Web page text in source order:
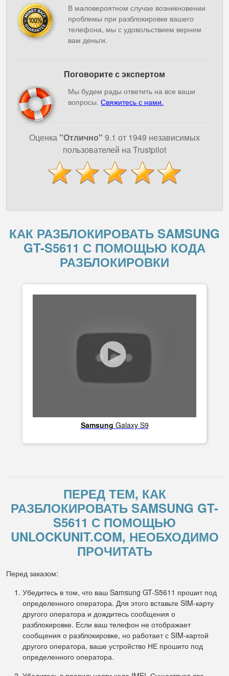
В маловероятном случае возникновении
проблемы при разблокировке вашего
телефона, мы с удовольствием вернем
вам деньги.
Поговорите с экспертом
Мы будем рады ответить на все ваши
вопросы. Свяжитесь с нами.
Оценка"Отлично" 9.1 от 1949 независимых
пользователей на Trustpilot
КАК РАЗБЛОКИРОВАТЬ SAMSUNG
GT-S5611 С ПОМОЩЬЮ КОДА
РАЗБЛОКИРОВКИ
Samsung Galaxy S9
ПЕРЕД ТЕМ, КАК
РАЗБЛОКИРОВАТЬ SAMSUNG GT-
S5611 С ПОМОЩЬЮ
UNLOCKUNIT.COM, НЕОБХОДИМО
ПРОЧИТАТЬ
Перед заказом:
Убедитесь в том, что ваш Samsung GT-S5611 прошит под
определенного оператора. Для этого вставьте SIM-карту
другого оператора и дождитесь сообщения о
разблокировке. Если ваш телефон не отображает
сообщения о разблокировке, но работает с SIM-картой
другого оператора, ваше устройство НЕ прошито под
определенного оператора.